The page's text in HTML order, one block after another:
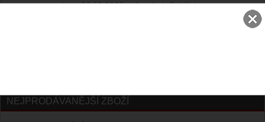
dnes 08.08.2026 má svátek Soběslav
NEJPRODÁVANĚJŠÍ ZBOŽÍ